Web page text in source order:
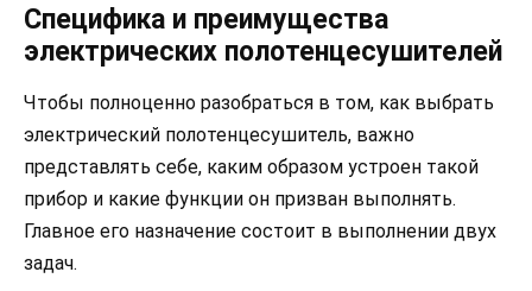
Специфика и преимущества
электрических полотенцесушителей
Чтобы полноценно разобраться в том, как выбрать
электрический полотенцесушитель, важно
представлять себе, каким образом устроен такой
прибор и какие функции он призван выполнять.
Главное его назначение состоит в выполнении двух
задач.